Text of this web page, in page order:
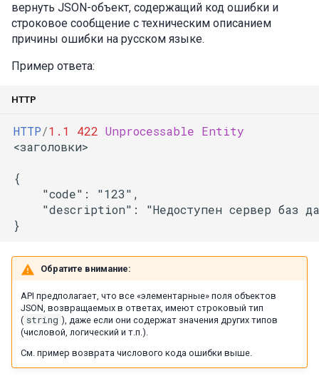
вернуть JSON-объект, содержащий код ошибки и
строковое сообщение с техническим описанием
причины ошибки на русском языке.
Пример ответа:
HTTP
HTTP/1.1 422 Unprocessable Entity
<заголовки>
{
    "code": "123",
"description": "Недоступен сервер баз
Обратите внимание:
API предполагает, что все «элементарные» поля объектов
JSON, возвращаемых в ответах, имеют строковый тип
( string ), даже если они содержат значения других типов
(числовой, логический и т.п.).
См. пример возврата числового кода ошибки выше.